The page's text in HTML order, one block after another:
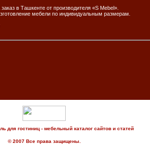
в Ташкенте от производителя «S Mebel».
мебели по индивидуальным размерам.
для гостиниц - мебельный каталог сайтов и статей
© 2007 Все права защищены.